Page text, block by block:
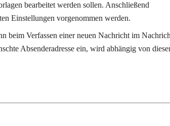
bearbeitet werden sollen. Anschließend
Einstellungen vorgenommen werden.
beim Verfassen einer neuen Nachricht im
Absenderadresse ein, wird abhängig von